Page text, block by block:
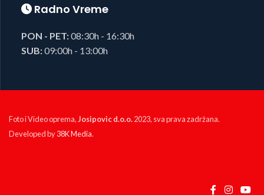
Radno Vreme
PON - PET:08:30h - 16:30h
SUB:09:00h - 13:00h
Foto i Video oprema,Josipovic d.o.o.2023, sva prava zadržana.
Developed by38K Media.